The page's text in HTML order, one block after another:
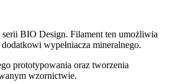
serii BIO Design. Filament ten umożliwia
wypełniacza mineralnego.
prototypowania oraz tworzenia
wzornictwie.